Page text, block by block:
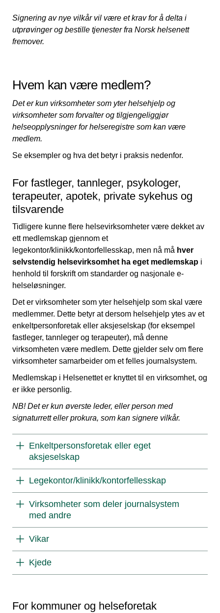
Signering av nye vilkår vil være et krav for å delta i
utprøvinger og bestille tjenester fra Norsk helsenett
fremover.
Hvem kan være medlem?
Det er kun virksomheter som yter helsehjelp og
virksomheter som forvalter og tilgjengeliggjør
helseopplysninger for helseregistre som kan være
medlem.
Se eksempler og hva det betyr i praksis nedenfor.
For fastleger, tannleger, psykologer,
terapeuter, apotek, private sykehus og
tilsvarende
Tidligere kunne flere helsevirksomheter være dekket av
ett medlemskap gjennom et
legekontor/klinikk/kontorfellesskap, men nå må hver
selvstendig helsevirksomhet ha eget medlemskap i
henhold til forskrift om standarder og nasjonale e-
helseløsninger.
Det er virksomheter som yter helsehjelp som skal være
medlemmer. Dette betyr at dersom helsehjelp ytes av et
enkeltpersonforetak eller aksjeselskap (for eksempel
fastleger, tannleger og terapeuter), må denne
virksomheten være medlem. Dette gjelder selv om flere
virksomheter samarbeider om et felles journalsystem.
Medlemskap i Helsenettet er knyttet til en virksomhet, og
er ikke personlig.
NB! Det er kun øverste leder, eller person med
signaturrett eller prokura, som kan signere vilkår.
Enkeltpersonsforetak eller eget
aksjeselskap
Legekontor/klinikk/kontorfellesskap
Virksomheter som deler journalsystem
med andre
Vikar
Kjede
For kommuner og helseforetak